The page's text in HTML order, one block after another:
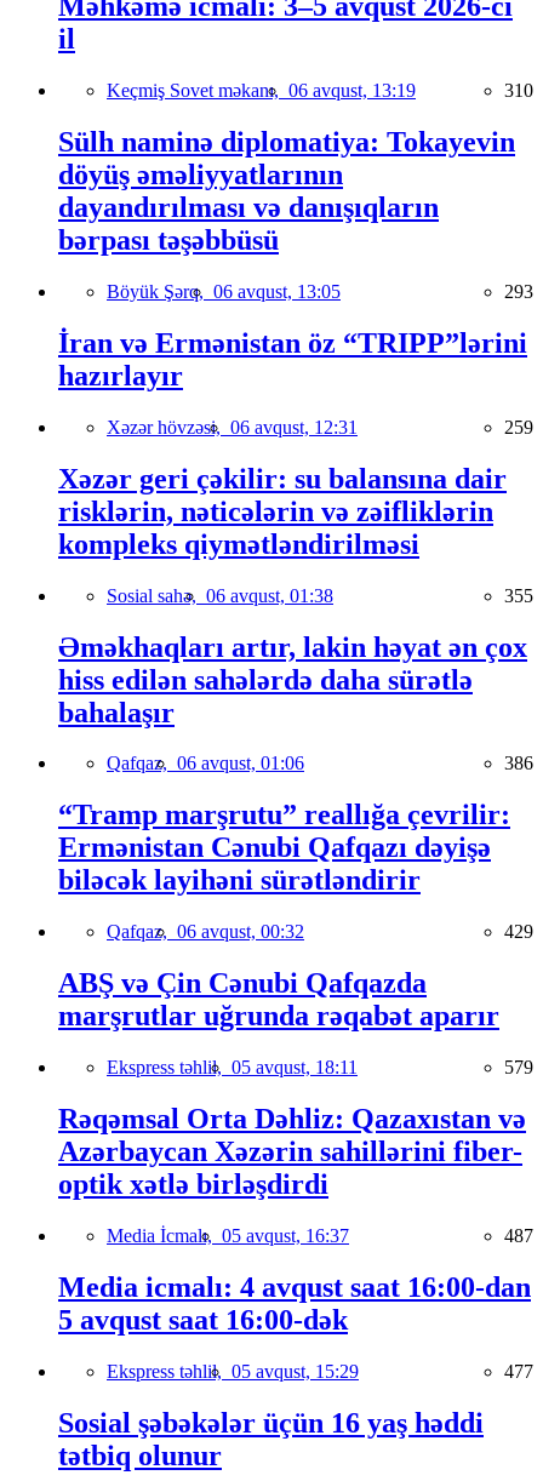
Məhkəmə icmalı: 3–5 avqust 2026-cı
il
Keçmiş Sovet məkanı, 06 avqust, 13:19 310
Sülh naminə diplomatiya: Tokayevin
döyüş əməliyyatlarının
dayandırılması və danışıqların
bərpası təşəbbüsü
Böyük Şərq, 06 avqust, 13:05 293
İran və Ermənistan öz “TRIPP”lərini
hazırlayır
Xəzər hövzəsi, 06 avqust, 12:31 259
Xəzər geri çəkilir: su balansına dair
risklərin, nəticələrin və zəifliklərin
kompleks qiymətləndirilməsi
Sosial sahə, 06 avqust, 01:38 355
Əməkhaqları artır, lakin həyat ən çox
hiss edilən sahələrdə daha sürətlə
bahalaşır
Qafqaz, 06 avqust, 01:06 386
“Tramp marşrutu” reallığa çevrilir:
Ermənistan Cənubi Qafqazı dəyişə
biləcək layihəni sürətləndirir
Qafqaz, 06 avqust, 00:32 429
ABŞ və Çin Cənubi Qafqazda
marşrutlar uğrunda rəqabət aparır
Ekspress təhlil, 05 avqust, 18:11 579
Rəqəmsal Orta Dəhliz: Qazaxıstan və
Azərbaycan Xəzərin sahillərini fiber-
optik xətlə birləşdirdi
Media İcmalı, 05 avqust, 16:37 487
Media icmalı: 4 avqust saat 16:00-dan
5 avqust saat 16:00-dək
Ekspress təhlil, 05 avqust, 15:29 477
Sosial şəbəkələr üçün 16 yaş həddi
tətbiq olunur